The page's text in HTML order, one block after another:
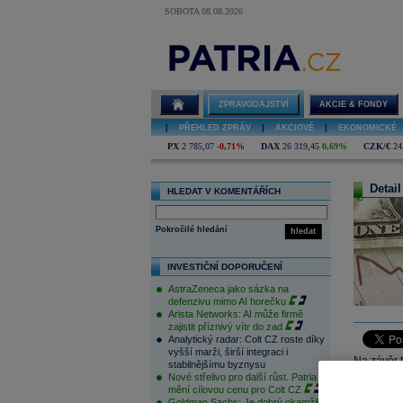
SOBOTA 08.08.2026
ZPRAVODAJSTVÍ AKCIE & FONDY
PŘEHLED ZPRÁV AKCIOVÉ EKONOMICKÉ
PX 2 785,07 -0,71% DAX 26 319,45 0,69% CZK/€
HLEDAT V KOMENTÁŘÍCH
hledat
Pokročilé hledání
INVESTIČNÍ DOPORUČENÍ
AstraZeneca jako sázka na
defenzivu mimo AI horečku
Arista Networks: AI může firmě
zajistit příznivý vítr do zad
Analytický radar: Colt CZ roste díky
vyšší marži, širší integraci i
stabilnějšímu byznysu
Nové střelivo pro další růst. Patria
mění cílovou cenu pro Colt CZ
Na závěr